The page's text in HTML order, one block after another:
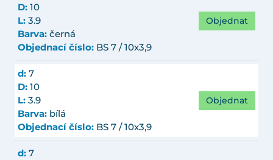
D: 10
L: 3.9
Barva: černá
Objednací číslo: BS 7 / 10x3,9
Objednat
d: 7
D: 10
L: 3.9
Barva: bílá
Objednací číslo: BS 7 / 10x3,9
Objednat
d: 7